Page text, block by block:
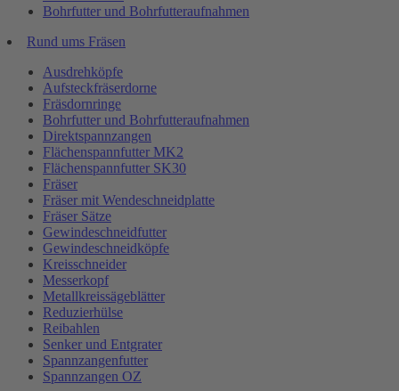
Bohrfutter und Bohrfutteraufnahmen
Rund ums Fräsen
Ausdrehköpfe
Aufsteckfräserdorne
Fräsdornringe
Bohrfutter und Bohrfutteraufnahmen
Direktspannzangen
Flächenspannfutter MK2
Flächenspannfutter SK30
Fräser
Fräser mit Wendeschneidplatte
Fräser Sätze
Gewindeschneidfutter
Gewindeschneidköpfe
Kreisschneider
Messerkopf
Metallkreissägeblätter
Reduzierhülse
Reibahlen
Senker und Entgrater
Spannzangenfutter
Spannzangen OZ